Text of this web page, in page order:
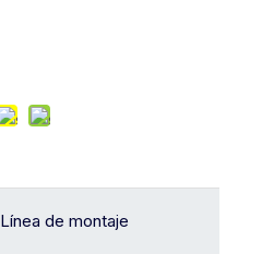
Línea de montaje